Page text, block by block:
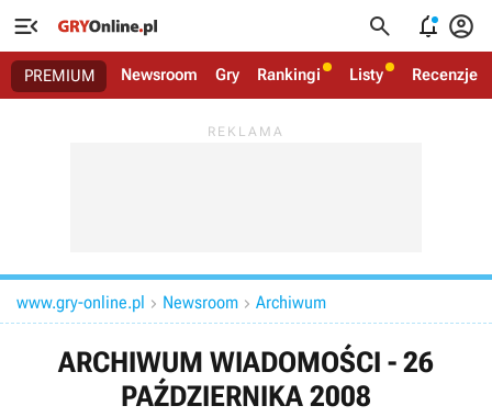
   
PREMIUM Newsroom Gry Rankingi Listy Recenzje
www.gry-online.pl  Newsroom  Archiwum
ARCHIWUM WIADOMOŚCI - 26
PAŹDZIERNIKA 2008